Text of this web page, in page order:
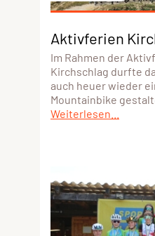
Aktivferien
Im Rahmen der
Kirchschlag durfte
auch heuer wieder
Mountainbike
Weiterlesen...